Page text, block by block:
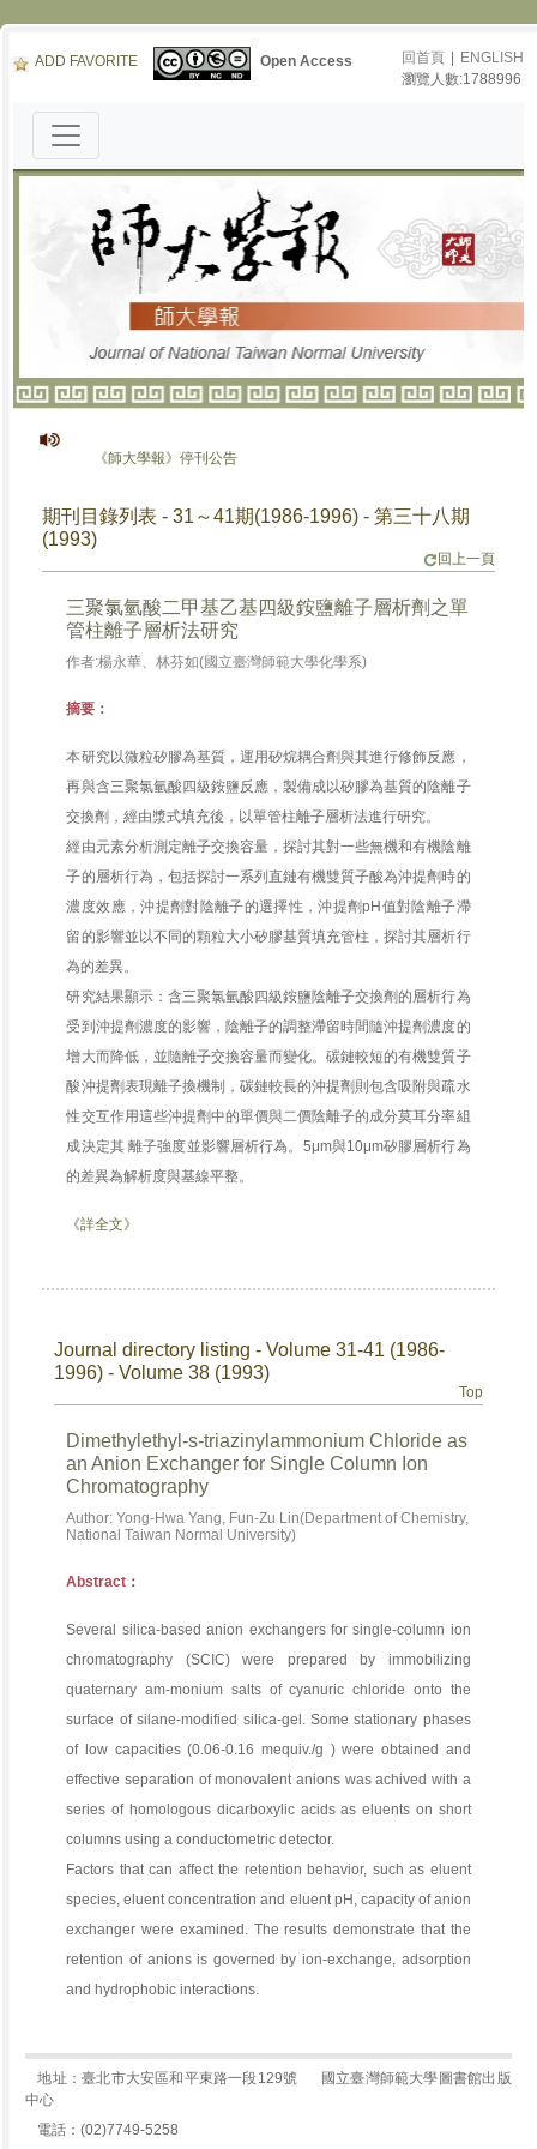
ADD FAVORITE Open Access 回首頁
ENGLISH
瀏覽人數:1788996
《師大學報》停刊公告
期刊目錄列表 - 31～41期(1986-1996) - 第三十八期
(1993)
回上一頁
三聚氯氫酸二甲基乙基四級銨鹽離子層析劑之單
管柱離子層析法研究
作者:楊永華、林芬如(國立臺灣師範大學化學系)
摘要：
本研究以微粒矽膠為基質，運用矽烷耦合劑與其進行修飾反應，
再與含三聚氯氫酸四級銨鹽反應，製備成以矽膠為基質的陰離子
交換劑，經由漿式填充後，以單管柱離子層析法進行研究。
經由元素分析測定離子交換容量，探討其對一些無機和有機陰離
子的層析行為，包括探討一系列直鏈有機雙質子酸為沖提劑時的
濃度效應，沖提劑對陰離子的選擇性，沖提劑pH值對陰離子滯
留的影響並以不同的顆粒大小矽膠基質填充管柱，探討其層析行
為的差異。
研究結果顯示：含三聚氯氫酸四級銨鹽陰離子交換劑的層析行為
受到沖提劑濃度的影響，陰離子的調整滯留時間隨沖提劑濃度的
增大而降低，並隨離子交換容量而變化。碳鏈較短的有機雙質子
酸沖提劑表現離子換機制，碳鏈較長的沖提劑則包含吸附與疏水
性交互作用這些沖提劑中的單價與二價陰離子的成分莫耳分率組
成決定其 離子強度並影響層析行為。5μm與10μm矽膠層析行為
的差異為解析度與基線平整。
《詳全文》
Journal directory listing - Volume 31-41 (1986-
1996) - Volume 38 (1993)
Top
Dimethylethyl-s-triazinylammonium Chloride as
an Anion Exchanger for Single Column Ion
Chromatography
Author: Yong-Hwa Yang, Fun-Zu Lin(Department of Chemistry,
National Taiwan Normal University)
Abstract：
Several silica-based anion exchangers for single-column ion
chromatography (SCIC) were prepared by immobilizing
quaternary am-monium salts of cyanuric chloride onto the
surface of silane-modified silica-gel. Some stationary phases
of low capacities (0.06-0.16 mequiv./g ) were obtained and
effective separation of monovalent anions was achived with a
series of homologous dicarboxylic acids as eluents on short
columns using a conductometric detector.
Factors that can affect the retention behavior, such as eluent
species, eluent concentration and eluent pH, capacity of anion
exchanger were examined. The results demonstrate that the
retention of anions is governed by ion-exchange, adsorption
and hydrophobic interactions.
地址：臺北市大安區和平東路一段129號
國立臺灣師範大學圖書館出版
中心
電話：(02)7749-5258